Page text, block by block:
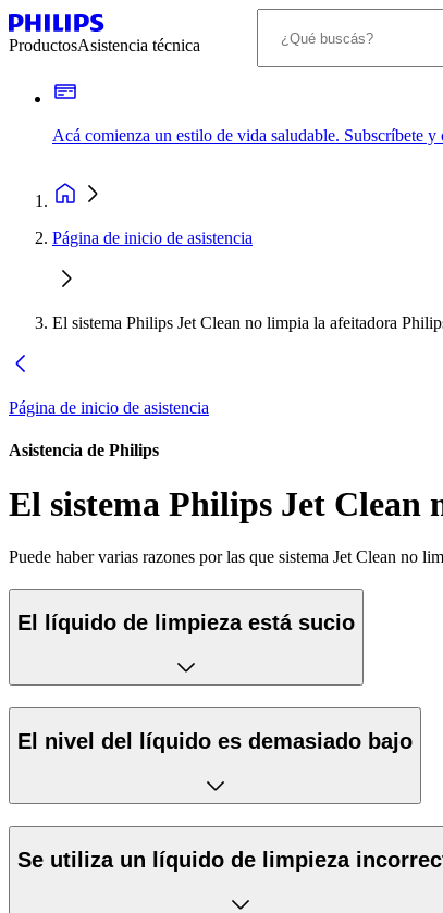
ProductosAsistencia técnica
Acá comienza un estilo de vida saludable. Subscríbete
Página de inicio de asistencia
El sistema Philips Jet Clean no limpia la afeitadora
Página de inicio de asistencia
Asistencia de Philips
El sistema Philips Jet
Puede haber varias razones por las que sistema Jet Clean no
El líquido de limpieza está sucio
El nivel del líquido es demasiado bajo
Se utiliza un líquido de limpieza